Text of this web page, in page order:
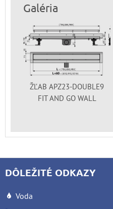
Galéria
ŽĽAB APZ23-DOUBLE9
FIT AND GO WALL
DÔLEŽITÉ ODKAZY
Voda